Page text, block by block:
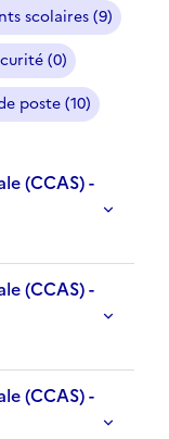
scolaires (9)
(0)
poste (10)